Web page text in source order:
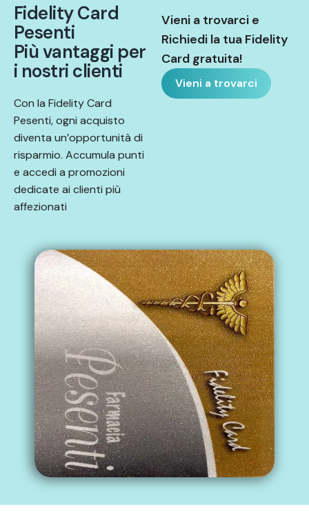
FidelityCard
Pesenti
Piùvantaggi per
i nostri clienti
Con la Fidelity Card
Pesenti, ogni acquisto
diventa un’opportunità di
risparmio. Accumula punti
e accedi a promozioni
dedicate ai clienti più
affezionati
Vieni a trovarci e
Richiedi la tua Fidelity
Card gratuita!
Vieni a trovarci